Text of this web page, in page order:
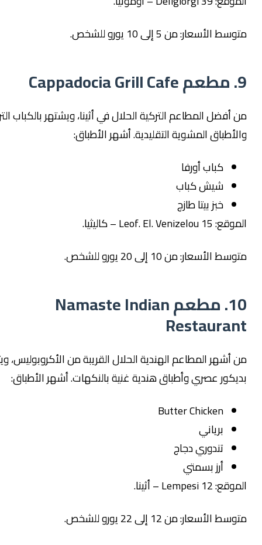
من 5 إلى 10 يورو للشخص.
المطاعم التركية الحلال في أثينا، ويشتهر بالكباب التركي
المشوية التقليدية. أشهر الأطباق:
كباب أورفا
شيش كباب
خبز بيتا طازج
من 10 إلى 20 يورو للشخص.
10. مطعم Namaste Indian
المطاعم الهندية الحلال القريبة من الأكروبوليس، ويتميز
عصري وأطباق هندية غنية بالنكهات. أشهر الأطباق:
Butter Chicken
برياني
تندوري دجاج
أرز بسمتي
من 12 إلى 22 يورو للشخص.